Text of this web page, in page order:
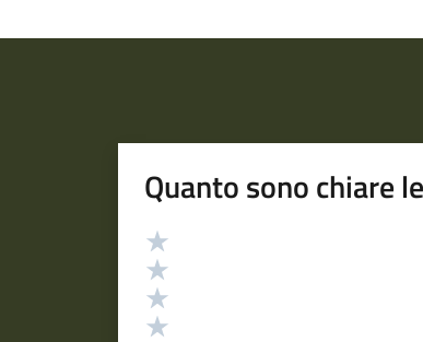
Quanto sono chiare
Valutazione